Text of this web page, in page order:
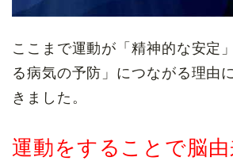
ここまで運動が「精神的な安定
る病気の予防」につながる理由
きました。
運動をすることで脳